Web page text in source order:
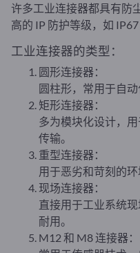
许多工业连接器都具有防
高的 IP 防护等级，如 IP67
工业连接器的类型：
圆形连接器：
圆柱形，常用于自动
矩形连接器：
多为模块化设计，
传输。
重型连接器：
用于恶劣和苛刻的
现场连接器：
直接用于工业系统
耐用。
M12 和 M8 连接器：